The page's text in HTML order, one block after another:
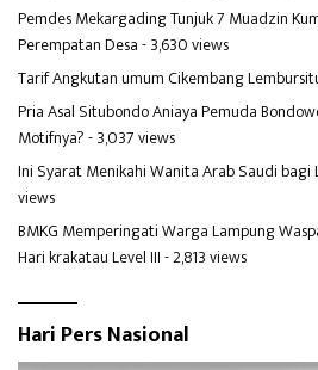
Pemdes Mekargading Tunjuk 7 Muadzin
Perempatan Desa- 3,630 views
Tarif Angkutan umum Cikembang
Pria Asal Situbondo Aniaya Pemuda
Motifnya?- 3,037 views
Ini Syarat Menikahi Wanita Arab Saudi bagi
views
BMKG Memperingati Warga Lampung
Hari krakatau Level III- 2,813 views
Hari Pers Nasional